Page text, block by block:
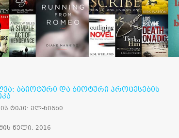
აბიოტური და ბიოტური პროცესების
ტიპი: ელ-წიგნი
წელი: 2016